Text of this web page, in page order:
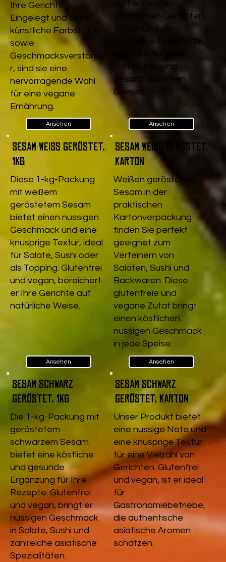
Ihre Gerichte.
Eingelegt und ohne
künstliche Farbstoffe
sowie
Geschmacksverstärke
r, sind sie eine
hervorragende Wahl
für eine vegane
Ernährung.
Ansehen
authentischen
asiatischen Gerichten.
Vegan und ohne
künstliche Farbstoffe,
sorgt sie für einen
natürlichen und
geschmackvollen
Genuss.
Ansehen
Sesam weiß geröstet,
1kg
Diese 1-kg-Packung
mit weißem
geröstetem Sesam
bietet einen nussigen
Geschmack und eine
knusprige Textur, ideal
für Salate, Sushi oder
als Topping. Glutenfrei
und vegan, bereichert
er Ihre Gerichte auf
natürliche Weise.
Ansehen
Sesam weiß geröstet,
Karton
Weißen gerösteten
Sesam in der
praktischen
Kartonverpackung
finden Sie perfekt
geeignet zum
Verfeinern von
Salaten, Sushi und
Backwaren. Diese
glutenfreie und
vegane Zutat bringt
einen köstlichen
nussigen Geschmack
in jede Speise.
Ansehen
Sesam schwarz
geröstet, 1kg
Die 1-kg-Packung mit
geröstetem
schwarzem Sesam
bietet eine köstliche
und gesunde
Ergänzung für Ihre
Rezepte. Glutenfrei
und vegan, bringt er
nussigen Geschmack
in Salate, Sushi und
zahlreiche asiatische
Spezialitäten.
Sesam schwarz
geröstet, Karton
Unser Produkt bietet
eine nussige Note und
eine knusprige Textur
für eine Vielzahl von
Gerichten. Glutenfrei
und vegan, ist er ideal
für
Gastronomiebetriebe,
die authentische
asiatische Aromen
schätzen.